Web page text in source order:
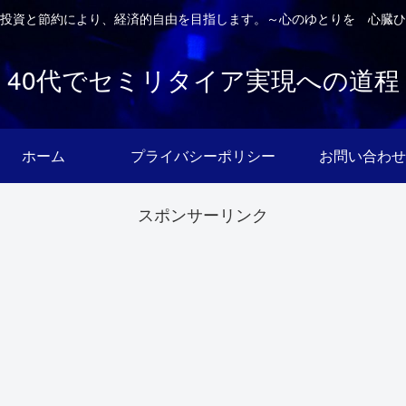
資と節約により、経済的自由を目指します。～心のゆとりを 心臓
40代でセミリタイア実現への道程
ホーム プライバシーポリシー お問い合わせ
スポンサーリンク